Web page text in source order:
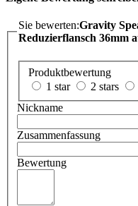
Sie bewerten:Gravity
Reduzierflansch 36mm
Produktbewertung
1 star
2 stars
Nickname
Zusammenfassung
Bewertung